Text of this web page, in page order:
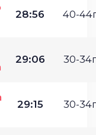
28:56 40-
29:06 30-
29:15 30-